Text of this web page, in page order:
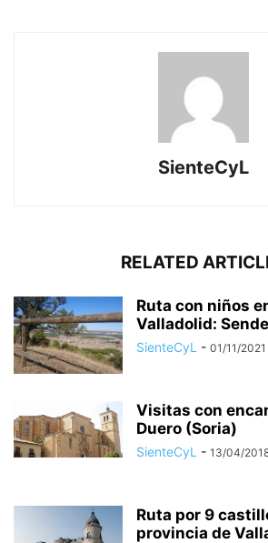
SienteCyL
RELATED
Ruta con niños
Valladolid:
SienteCyL - 01/11/2021
Visitas con
Duero (Soria)
SienteCyL - 13/04/
Ruta por 9
provincia de